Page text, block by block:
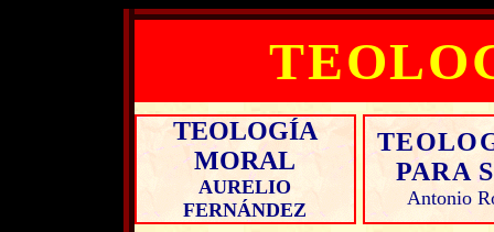
TEOLOGÍA
MORAL
AURELIO
FERNÁNDEZ
PARA
Antonio